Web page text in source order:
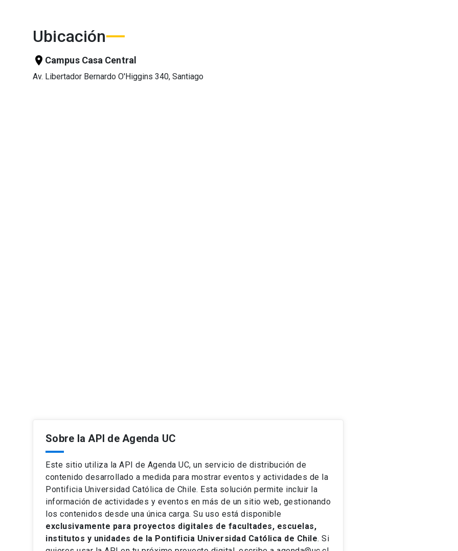
Ubicación
location_on Campus Casa Central
Av. Libertador Bernardo O'Higgins 340, Santiago
Sobre la API de Agenda UC
Este sitio utiliza la API de Agenda UC, un servicio de distribución de
contenido desarrollado a medida para mostrar eventos y actividades de la
Pontificia Universidad Católica de Chile. Esta solución permite incluir la
información de actividades y eventos en más de un sitio web, gestionando
los contenidos desde una única carga. Su uso está disponible
exclusivamente para proyectos digitales de facultades, escuelas,
institutos y unidades de la Pontificia Universidad Católica de Chile. Si